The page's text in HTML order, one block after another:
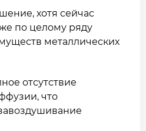
хотя сейчас
по целому ряду
металлических
отсутствие
что